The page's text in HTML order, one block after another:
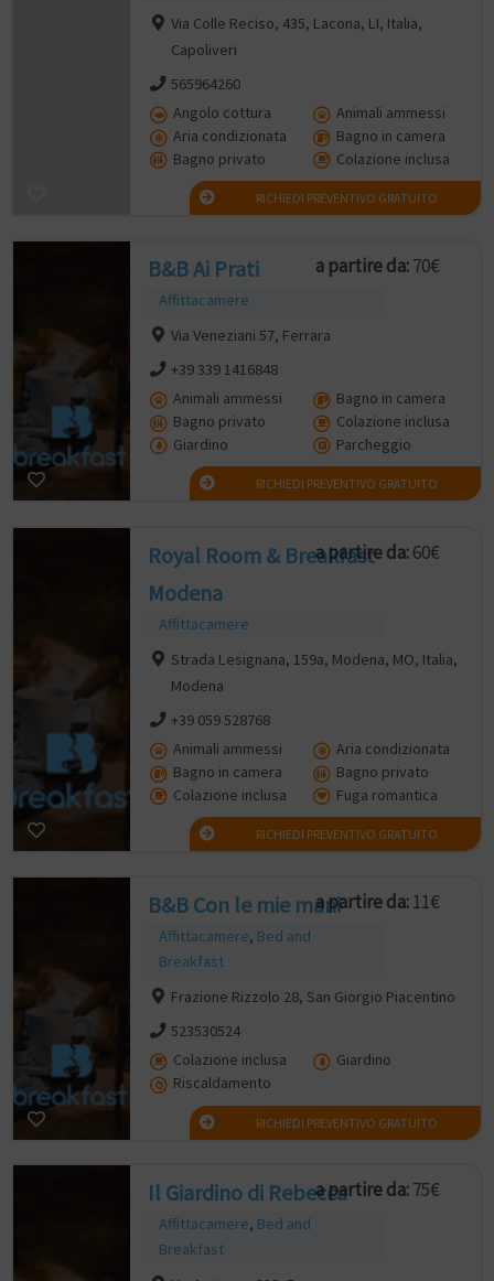
Via Colle Reciso, 435, Lacona, LI, Italia,
Capoliveri
565964260
Angolo cottura
Animali ammessi
Aria condizionata
Bagno in camera
Bagno privato
Colazione inclusa
RICHIEDI PREVENTIVO GRATUITO
B&B Ai Prati
Affittacamere
a partire da:70€
Via Veneziani 57, Ferrara
+39 339 1416848
Animali ammessi
Bagno in camera
Bagno privato
Colazione inclusa
Giardino
Parcheggio
RICHIEDI PREVENTIVO GRATUITO
Royal Room & Breakfast
Modena
Affittacamere
a partire da:60€
Strada Lesignana, 159a, Modena, MO, Italia,
Modena
+39 059 528768
Animali ammessi
Aria condizionata
Bagno in camera
Bagno privato
Colazione inclusa
Fuga romantica
RICHIEDI PREVENTIVO GRATUITO
B&B Con le mie mani
Affittacamere, Bed and
Breakfast
a partire da:11€
Frazione Rizzolo 28, San Giorgio Piacentino
523530524
Colazione inclusa
Giardino
Riscaldamento
RICHIEDI PREVENTIVO GRATUITO
Il Giardino di Rebecca
Affittacamere, Bed and
Breakfast
a partire da:75€